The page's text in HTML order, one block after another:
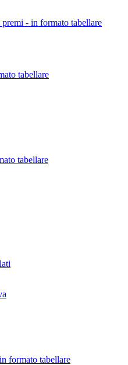
- in formato tabellare
tabellare
tabellare
formato tabellare